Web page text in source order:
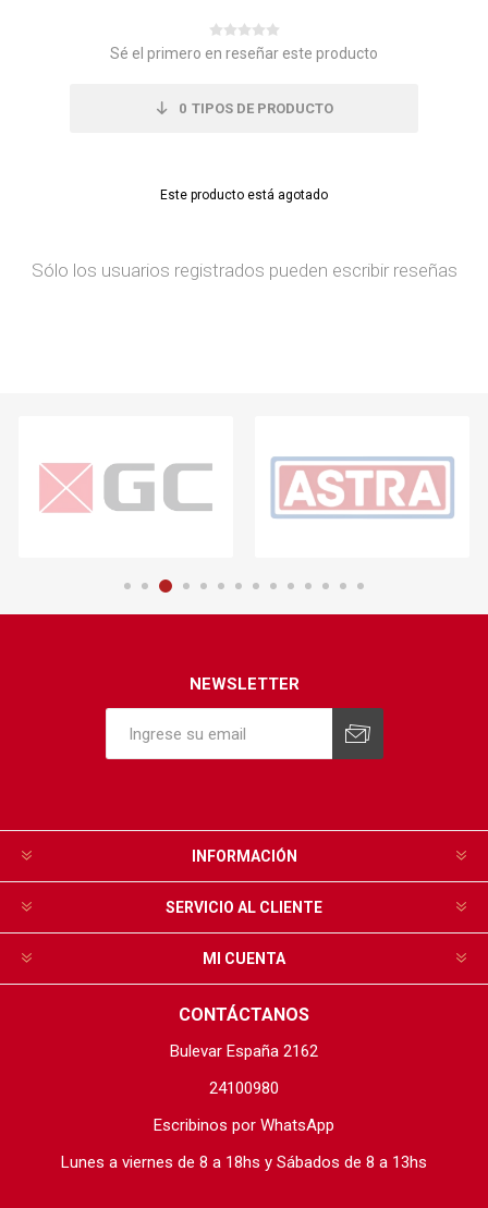
Sé el primero en reseñar este producto
0 TIPOS DE PRODUCTO
Este producto está agotado
Sólo los usuarios registrados pueden escribir reseñas
NEWSLETTER
INFORMACIÓN
SERVICIO AL CLIENTE
MI CUENTA
CONTÁCTANOS
Bulevar España 2162
24100980
Escribinos por WhatsApp
Lunes a viernes de 8 a 18hs y Sábados de 8 a 13hs